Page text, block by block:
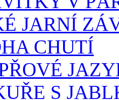
JARNÍ
CHUTÍ
S